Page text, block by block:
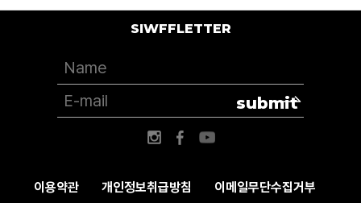
이용약관 개인정보취급방침
이메일무단수집거부
SIWFFLETTER
submit